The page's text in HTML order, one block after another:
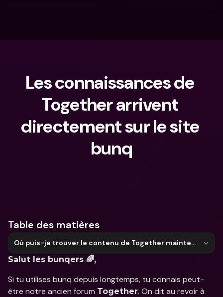
Les connaissances de
Together arrivent
directement sur le site
bunq
Table des matières
Où puis-je trouver le contenu de Together maintenant ?
Salut les bunqers 🌈,
Si tu utilises bunq depuis longtemps, tu connais peut-
être notre ancien forum Together. On dit au revoir à